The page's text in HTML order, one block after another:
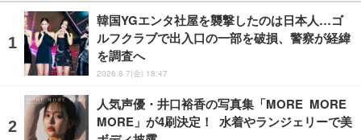
韓国YGエンタ社屋を襲撃したのは日本人…ゴ
ルフクラブで出入口の一部を破損、警察が経緯
を調査へ
2026.8.7(金) 18:47
人気声優・井口裕香の写真集「MORE MORE
MORE」が4刷決定！ 水着やランジェリーで美